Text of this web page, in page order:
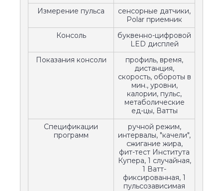
Измерение пульса
сенсорные датчики,
Polar приемник
Консоль
буквенно-цифровой
LED дисплей
Показания консоли
профиль, время,
дистанция,
скорость, обороты в
мин., уровни,
калории, пульс,
метаболические
ед-цы, Ватты
Спецификации
программ
ручной режим,
интервалы, "качели",
сжигание жира,
фит-тест Института
Купера, 1 случайная,
1 Ватт-
фиксированная, 1
пульсозависимая